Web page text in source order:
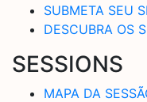
SUBMETA SEU
DESCUBRA OS
SESSIONS
MAPA DA